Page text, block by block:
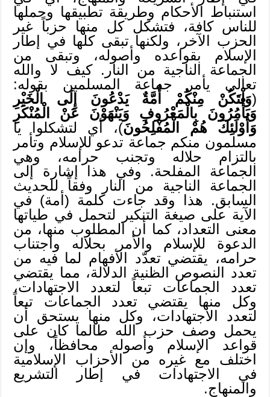
استنباط الأحكام وطريقة تطبيقها وحملها
للناس كافة، فتشكل كل منها حزباً غير
الحزب الآخر، ولكنها تبقى كلها في إطار
الإسلام بقواعده وأصوله، وتبقى من
الجماعة الناجية من النار. كيف لا والله
تعالى يأمر جماعة المسلمين بقوله:
(وَلْتَكُنْ مِنْكُمْ أُمَّةٌ يَدْعُونَ إِلَى الْخَيْرِ
وَيَأْمُرُونَ بِالْمَعْرُوفِ وَيَنْهَوْنَ عَنْ الْمُنْكَرِ
وَأُوْلَئِكَ هُمْ الْمُفْلِحُونَ)، أي لتشكلوا يا
مسلمون منكم جماعة تدعو للإسلام وتأمر
بالتزام حلاله وتجنب حرامه، وهي
الجماعة المفلحة. وفي هذا إشارة إلى
الجماعة الناجية من النار وفقاً للحديث
السابق. هذا وقد جاءت كلمة (أمة) في
الآية على صيغة التنكير لتحمل في طياتها
معنى التعداد، كما أن المطلوب منها، من
الدعوة للإسلام والأمر بحلاله واجتناب
حرامه، يقتضي تعدّد الأفهام لما فيه من
تعدد النصوص الظنية الدلالة، مما يقتضي
تعدد الجماعات تبعاً لتعدد الاجتهادات،
وكل منها يقتضي تعدد الجماعات تبعاً
لتعدد الاجتهادات، وكل منها يستحق أن
يحمل وصف حزب الله طالما كان على
قواعد الإسلام وأصوله محافظاً، وإن
اختلف مع غيره من الأحزاب الإسلامية
في الاجتهادات في إطار التشريع
والمنهاج.